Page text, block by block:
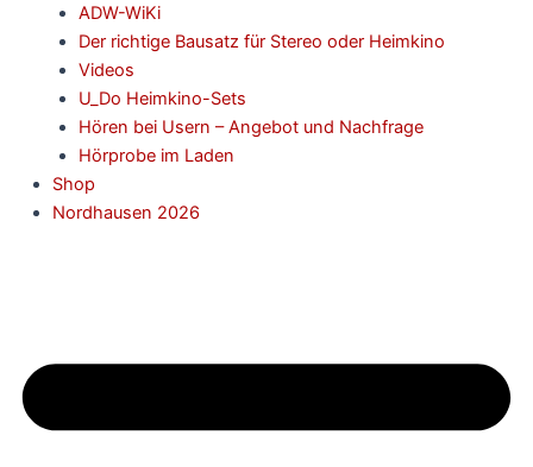
ADW-WiKi
Der richtige Bausatz für Stereo oder Heimkino
Videos
U_Do Heimkino-Sets
Hören bei Usern – Angebot und Nachfrage
Hörprobe im Laden
Shop
Nordhausen 2026